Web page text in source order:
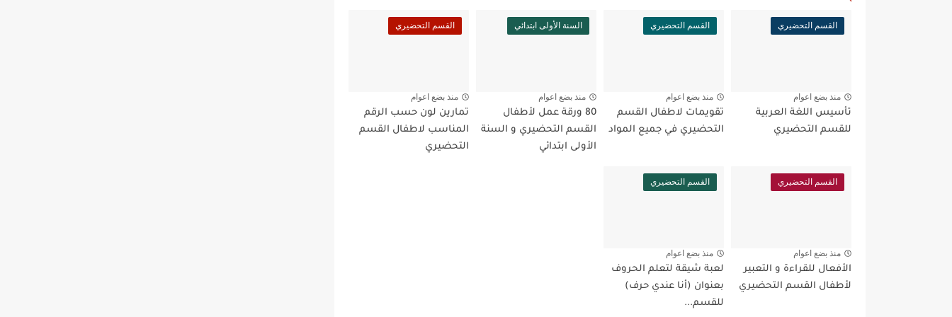
القسم التحضيري
منذ بضع اعوام
تأسيس اللغة العربية
للقسم التحضيري
القسم التحضيري
منذ بضع اعوام
تقويمات لاطفال القسم
التحضيري في جميع المواد
السنة الأولى ابتدائي
منذ بضع اعوام
80 ورقة عمل لأطفال
القسم التحضيري و السنة
الأولى ابتدائي
القسم التحضيري
منذ بضع اعوام
تمارين لون حسب الرقم
المناسب لاطفال القسم
التحضيري
القسم التحضيري
منذ بضع اعوام
الأفعال للقراءة و التعبير
لأطفال القسم التحضيري
القسم التحضيري
منذ بضع اعوام
لعبة شيقة لتعلم الحروف
بعنوان (أنا عندي حرف)
للقسم...